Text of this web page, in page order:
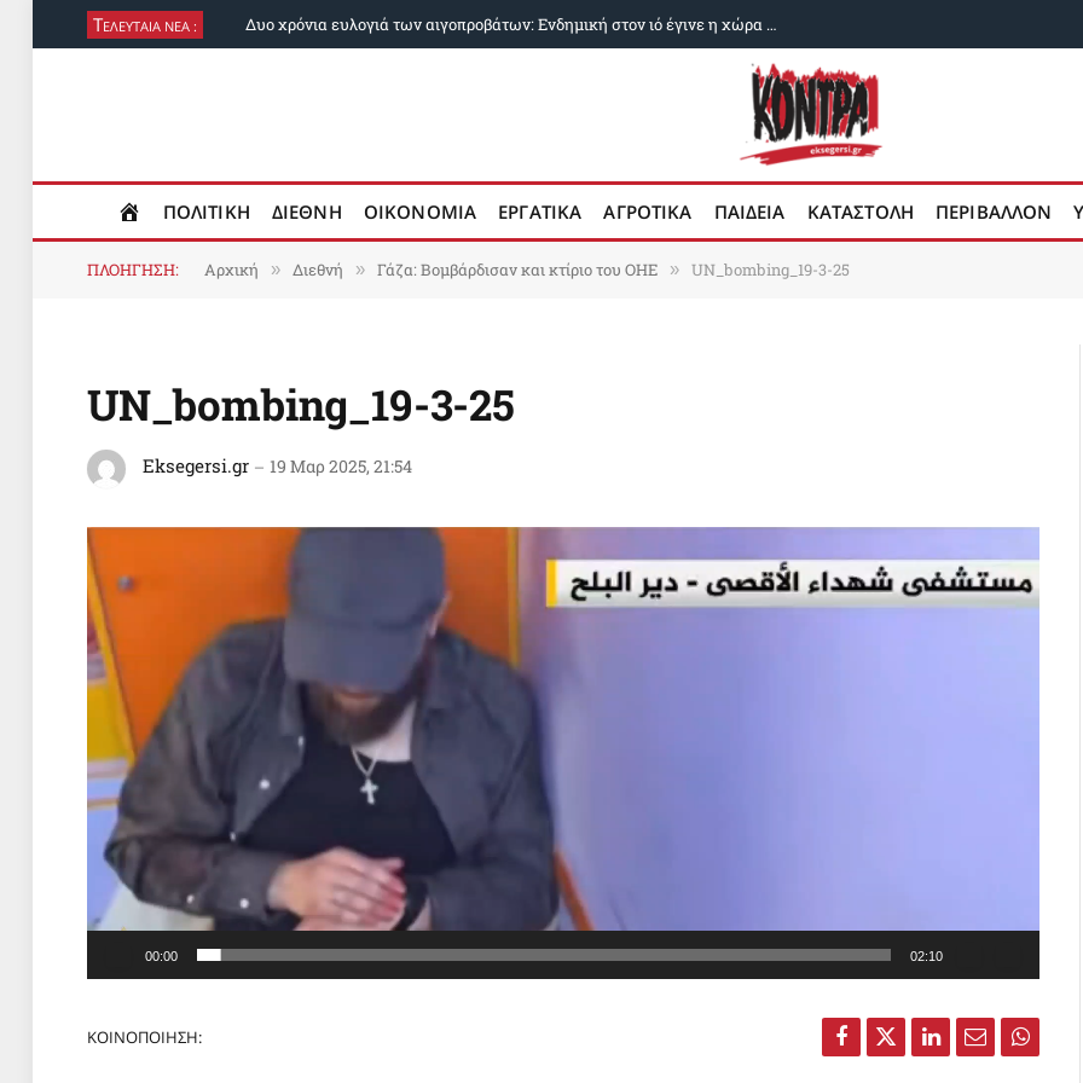
ΤΕΛΕΥΤΑΙΑ ΝΕΑ : Δυο χρόνια ευλογιά των αιγοπροβάτων: Ενδημική στον ιό έγινε η χώρα μας
ΠΟΛΙΤΙΚΗ ΔΙΕΘΝΗ ΟΙΚΟΝΟΜΙΑ ΕΡΓΑΤΙΚΑ ΑΓΡΟΤΙΚΑ ΠΑΙΔΕΙΑ ΚΑΤΑΣΤΟΛΗ ΠΕΡΙΒΑΛΛΟΝ
ΠΛΟΗΓΗΣΗ: Αρχική » Διεθνή » Γάζα: Βομβάρδισαν και κτίριο του ΟΗΕ » UN_bombing_19-3-25
UN_bombing_19-3-25
Eksegersi.gr 19 Μαρ 2025, 21:54
Πρόγραμμα
Αναπαραγωγής
Βίντεο
00:00 02:10
ΚΟΙΝΟΠΟΙΗΣΗ:
Facebook
TwitterLinkedIn
Email